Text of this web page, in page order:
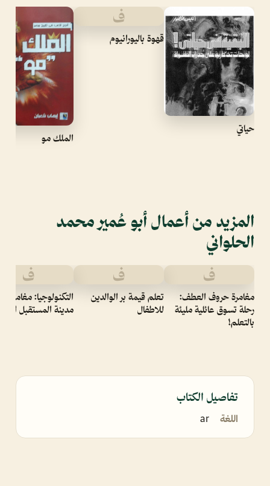
حياتي
ف
قهوة باليورانيوم
الملك مو
المزيد من أعمال أبو عُمير محمد
الحلواني
ف
مغامرة حروف العطف:
رحلة تسوق عائلية مليئة
بالتعلم!
ف
تعلم قيمة بر الوالدين
للاطفال
ف
التكنولوجيا: مغامرة في
مدينة المستقبل
تفاصيل الكتاب
اللغة ar